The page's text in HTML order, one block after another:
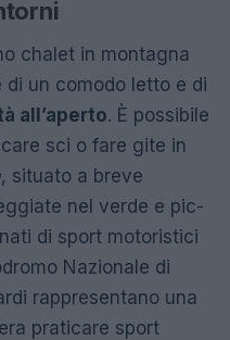
chalet in montagna
di un comodo letto e di
all’aperto. È possibile
sci o fare gite in
, situato a breve
nel verde e pic-
di sport motoristici
Nazionale di
rappresentano una
praticare sport